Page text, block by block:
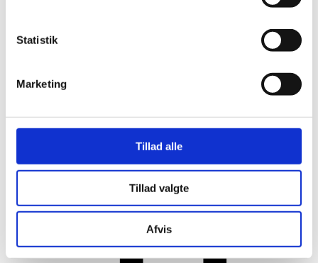
Statistik
Marketing
Tillad alle
Tillad valgte
Afvis
Her er alle vinderne fra årets Danish
Rainbow Awards